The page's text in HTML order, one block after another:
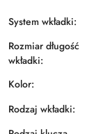
System wkładki:
Rozmiar długość
wkładki:
Kolor:
Rodzaj wkładki: